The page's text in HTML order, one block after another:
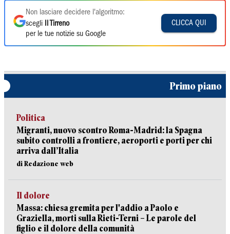
Non lasciare decidere l'algoritmo:
scegli
Il Tirreno
per le tue notizie su Google
CLICCA QUI
Primo piano
Politica
Migranti, nuovo scontro Roma-Madrid: la Spagna
subito controlli a frontiere, aeroporti e porti per chi
arriva dall’Italia
di Redazione web
Il dolore
Massa: chiesa gremita per l'addio a Paolo e
Graziella, morti sulla Rieti-Terni – Le parole del
figlio e il dolore della comunità